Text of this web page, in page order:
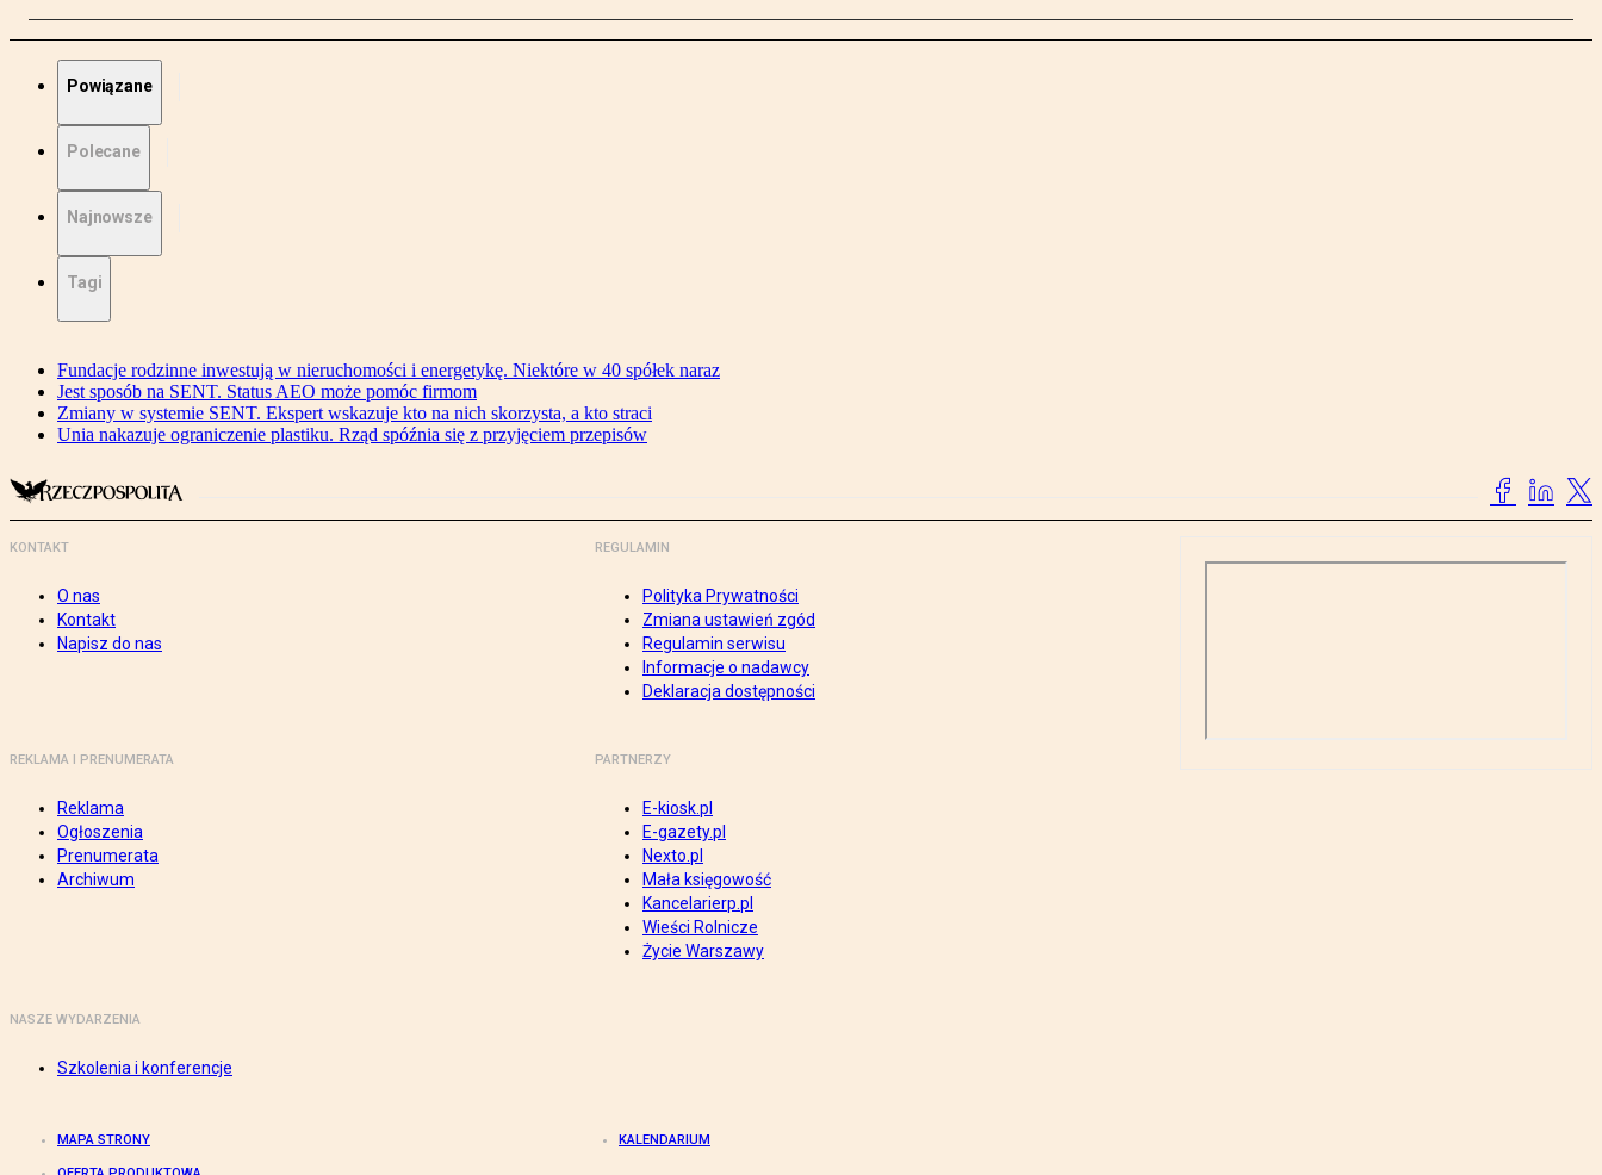
Powiązane
Polecane
Najnowsze
Tagi
Fundacje rodzinne inwestują w nieruchomości i energetykę. Niektóre w 40 spółek naraz
Jest sposób na SENT. Status AEO może pomóc firmom
Zmiany w systemie SENT. Ekspert wskazuje kto na nich skorzysta, a kto straci
Unia nakazuje ograniczenie plastiku. Rząd spóźnia się z przyjęciem przepisów
KONTAKT
O nas
Kontakt
Napisz do nas
REGULAMIN
Polityka Prywatności
Zmiana ustawień zgód
Regulamin serwisu
Informacje o nadawcy
Deklaracja dostępności
REKLAMA I PRENUMERATA
Reklama
Ogłoszenia
Prenumerata
Archiwum
PARTNERZY
E-kiosk.pl
E-gazety.pl
Nexto.pl
Mała księgowość
Kancelarierp.pl
Wieści Rolnicze
Życie Warszawy
NASZE WYDARZENIA
Szkolenia i konferencje
MAPA STRONY KALENDARIUM